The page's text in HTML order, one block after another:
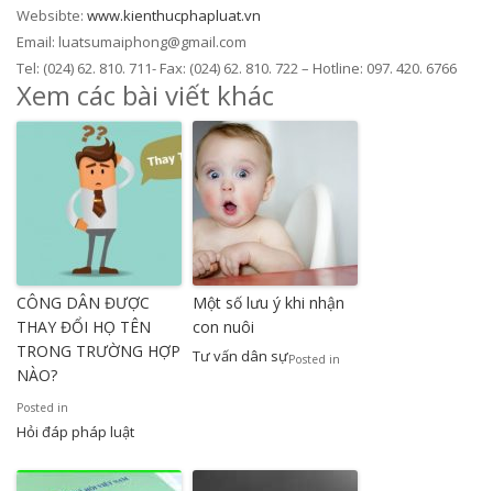
Websibte: www.kienthucphapluat.vn
Email: luatsumaiphong@gmail.com
Tel: (024) 62. 810. 711- Fax: (024) 62. 810. 722 – Hotline: 097. 420. 6766
Xem các bài viết khác
CÔNG DÂN ĐƯỢC
THAY ĐỔI HỌ TÊN
TRONG TRƯỜNG HỢP
NÀO?
Posted in
Hỏi đáp pháp luật
Một số lưu ý khi nhận
con nuôi
Posted in
Tư vấn dân sự